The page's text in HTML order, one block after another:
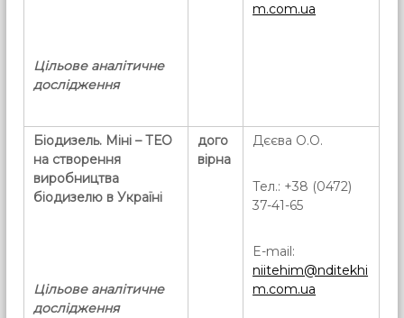
Цільове аналітичне
дослідження
m.com.ua
Біодизель. Міні – ТЕО
на створення
виробництва
біодизелю в Україні
Цільове аналітичне
дослідження
дого
вірна
Дєєва О.О.
Тел.: +38 (0472)
37-41-65
E-mail:
niitehim@nditekhi
m.com.ua